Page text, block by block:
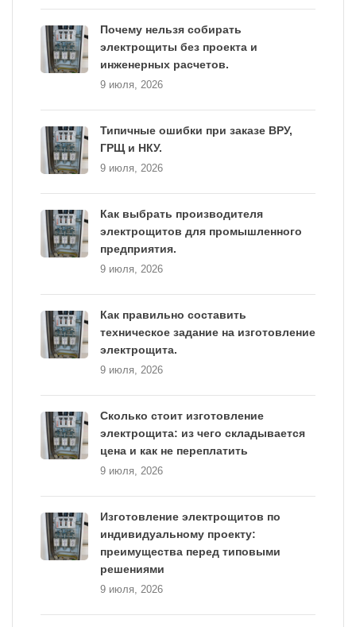
Почему нельзя собирать
электрощиты без проекта и
инженерных расчетов.
9 июля, 2026
Типичные ошибки при заказе ВРУ,
ГРЩ и НКУ.
9 июля, 2026
Как выбрать производителя
электрощитов для промышленного
предприятия.
9 июля, 2026
Как правильно составить
техническое задание на изготовление
электрощита.
9 июля, 2026
Сколько стоит изготовление
электрощита: из чего складывается
цена и как не переплатить
9 июля, 2026
Изготовление электрощитов по
индивидуальному проекту:
преимущества перед типовыми
решениями
9 июля, 2026